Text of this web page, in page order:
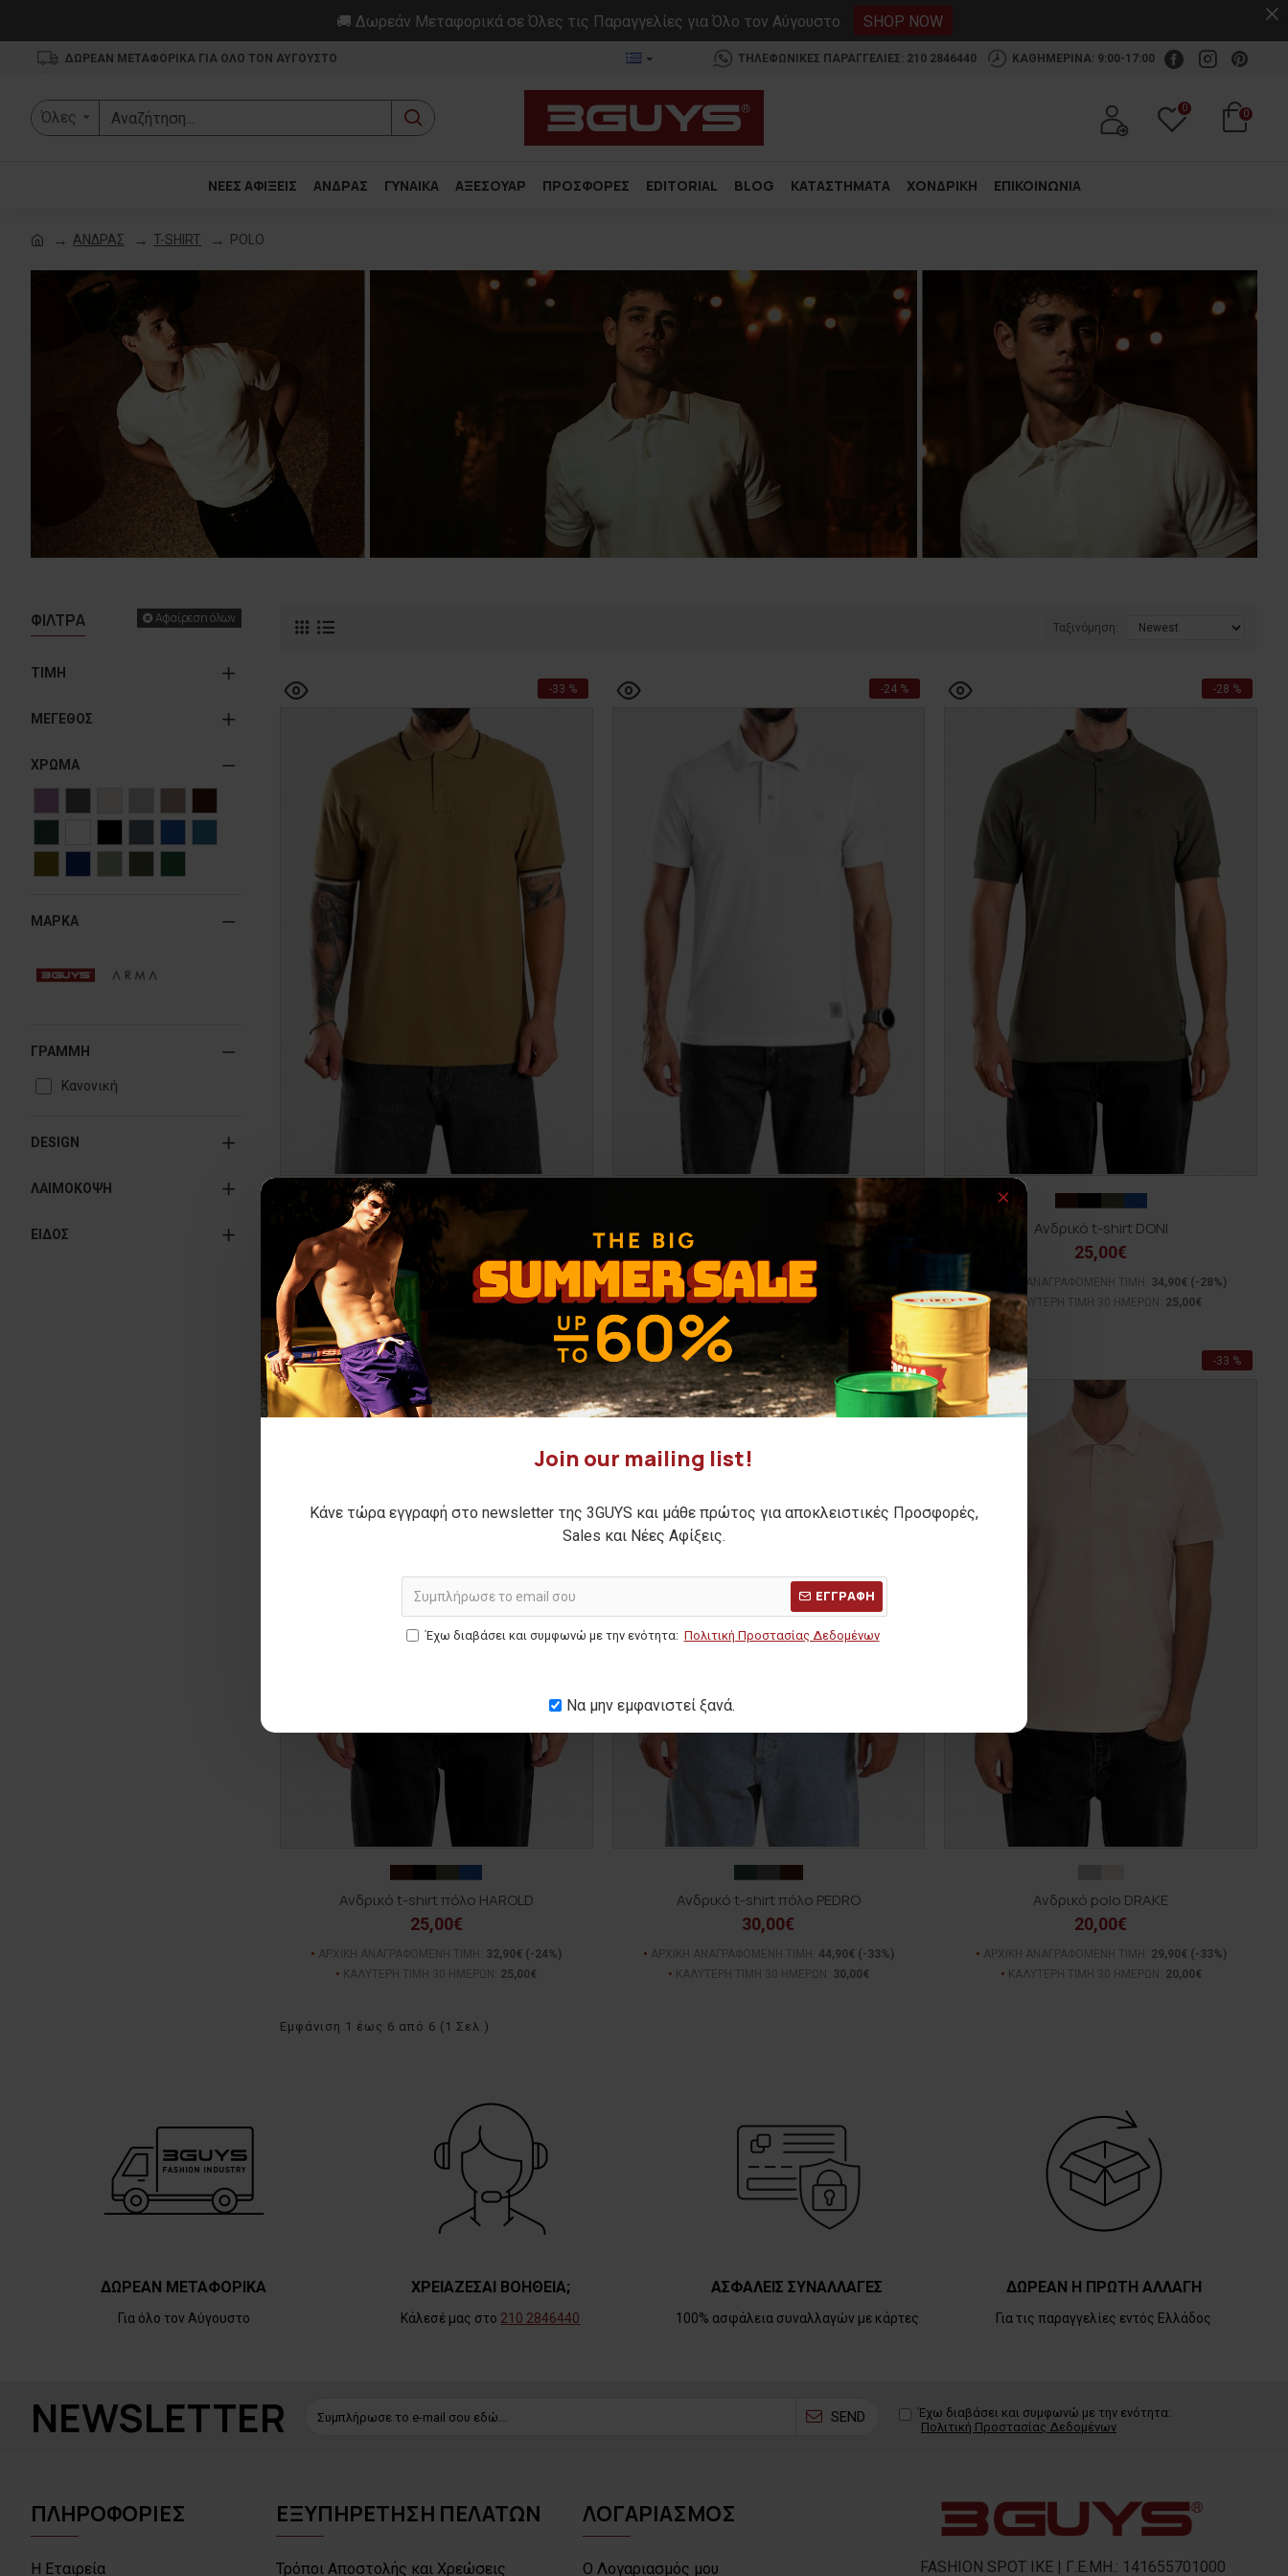
Join our mailing list!
Κάνε τώρα εγγραφή στο newsletter της 3GUYS και μάθε πρώτος για αποκλειστικές Προσφορές,
Sales και Νέες Αφίξεις.
ΕΓΓΡΑΦΗ
Έχω διαβάσει και συμφωνώ με την ενότητα: Πολιτική Προστασίας Δεδομένων
Να μην εμφανιστεί ξανά.
🚚 Δωρεάν Μεταφορικά σε Όλες τις Παραγγελίες για Όλο τον Αύγουστο SHOP NOW
ΔΩΡΕΑΝ ΜΕΤΑΦΟΡΙΚΑ ΓΙΑ ΟΛΟ ΤΟΝ ΑΥΓΟΥΣΤΟ ΤΗΛΕΦΩΝΙΚΕΣ ΠΑΡΑΓΓΕΛΙΕΣ: 210 2846440 ΚΑΘΗΜΕΡΙΝΑ: 9:00-17:00
Όλες
0 0
ΝΕΕΣ ΑΦΙΞΕΙΣ ΑΝΔΡΑΣ ΓΥΝΑΙΚΑ ΑΞΕΣΟΥΑΡ ΠΡΟΣΦΟΡΕΣ EDITORIAL BLOG ΚΑΤΑΣΤΗΜΑΤΑ ΧΟΝΔΡΙΚΗ ΕΠΙΚΟΙΝΩΝΙΑ
ΑΝΔΡΑΣ T-SHIRT POLO
ΦΙΛΤΡΑ Αφαίρεση όλων
ΤΙΜΗ
ΜΑΡΚΑ
ΧΡΩΜΑ
ΜΕΓΕΘΟΣ
ΓΡΑΜΜΗ
Κανονική
DESIGN
ΛΑΙΜΟΚΟΨΗ
ΕΙΔΟΣ
Ταξινόμηση:
-33 %
Ανδρικό t-shirt πόλο ALMON
30,00€
ΑΡΧΙΚΗ ΑΝΑΓΡΑΦΟΜΕΝΗ ΤΙΜΗ:44,90€
(-33%)
ΚΑΛΥΤΕΡΗ ΤΙΜΗ 30 ΗΜΕΡΩΝ: 30,00€
-24 %
Ανδρικό t-shirt πόλο NORDIN
ΑΡΧΙΚΗ ΑΝΑΓΡΑΦΟΜΕΝΗ ΤΙΜΗ:
ΚΑΛΥΤΕΡΗ ΤΙΜΗ 30 ΗΜΕΡΩΝ:
-28 %
Ανδρικό t-shirt DONI
25,00€
ΑΡΧΙΚΗ ΑΝΑΓΡΑΦΟΜΕΝΗ ΤΙΜΗ: 34,90€ (-28%)
ΚΑΛΥΤΕΡΗ ΤΙΜΗ 30 ΗΜΕΡΩΝ:
25,00€
-24 %
Ανδρικό t-shirt πόλο HAROLD
25,00€
ΑΡΧΙΚΗ ΑΝΑΓΡΑΦΟΜΕΝΗ ΤΙΜΗ: 32,90€ (-24%)
ΚΑΛΥΤΕΡΗ ΤΙΜΗ 30 ΗΜΕΡΩΝ:
25,00€
-33 %
Ανδρικό t-shirt πόλο PEDRO
30,00€
ΑΡΧΙΚΗ ΑΝΑΓΡΑΦΟΜΕΝΗ ΤΙΜΗ: 44,90€ (-33%)
ΚΑΛΥΤΕΡΗ ΤΙΜΗ 30 ΗΜΕΡΩΝ:
30,00€
-33 %
Ανδρικό polo DRAKE
20,00€
ΑΡΧΙΚΗ ΑΝΑΓΡΑΦΟΜΕΝΗ ΤΙΜΗ: 29,90€ (-33%)
ΚΑΛΥΤΕΡΗ ΤΙΜΗ 30 ΗΜΕΡΩΝ:
20,00€
Εμφάνιση 1 έως 6 από 6 (1 Σελ.)
ΔΩΡΕΑΝ ΜΕΤΑΦΟΡΙΚΑ
Για όλο τον Αύγουστο
ΧΡΕΙΑΖΕΣΑΙ ΒΟΗΘΕΙΑ;
Κάλεσέ μας στο 210 2846440
ΑΣΦΑΛΕΙΣ ΣΥΝΑΛΛΑΓΕΣ
100% ασφάλεια συναλλαγών με κάρτες
ΔΩΡΕΑΝ Η ΠΡΩΤΗ ΑΛΛΑΓΗ
Για τις παραγγελίες εντός Ελλάδος
NEWSLETTER SEND
Έχω διαβάσει και συμφωνώ με την ενότητα:
Πολιτική Προστασίας Δεδομένων
ΠΛΗΡΟΦΟΡΙΕΣ
Η Εταιρεία
ΕΞΥΠΗΡΕΤΗΣΗ ΠΕΛΑΤΩΝ
Τρόποι Αποστολής και Χρεώσεις
ΛΟΓΑΡΙΑΣΜΟΣ
Ο Λογαριασμός μου FASHION SPOT IKE | Γ.Ε.ΜΗ.: 141655701000